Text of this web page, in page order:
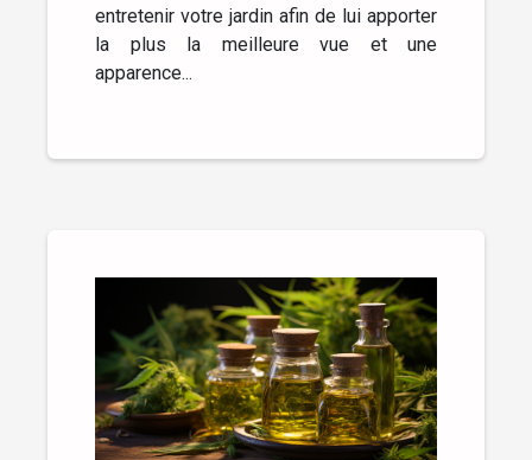
entretenir votre jardin afin de lui apporter
la plus la meilleure vue et une
apparence...